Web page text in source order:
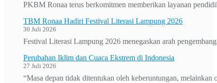
PKBM Ronaa terus berkomitmen memberikan layanan
TBM Ronaa Hadiri Festival Literasi Lampung 2026
30 Juli 2026
Festival Literasi Lampung 2026 menegaskan arah
Perubahan Iklim dan Cuaca Ekstrem di Indonesia
27 Juli 2026
“Masa depan tidak ditentukan oleh keberuntungan,